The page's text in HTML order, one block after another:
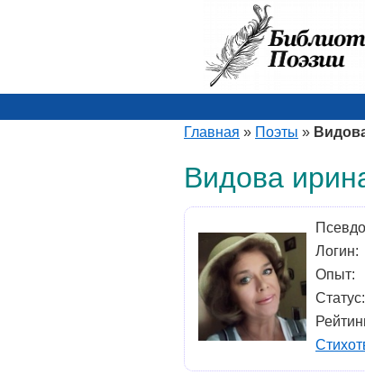
Главная » Поэты »
Видова
Логин:
Опыт:
Статус: